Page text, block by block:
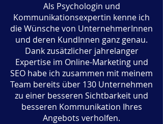
Als Psychologin und
Kommunikationsexpertin kenne ich
die Wünsche von UnternehmerInnen
und deren KundInnen ganz genau.
Dank zusätzlicher jahrelanger
Expertise im Online-Marketing und
SEO habe ich zusammen mit meinem
Team bereits über 130 Unternehmen
zu einer besseren Sichtbarkeit und
besseren Kommunikation Ihres
Angebots verholfen.